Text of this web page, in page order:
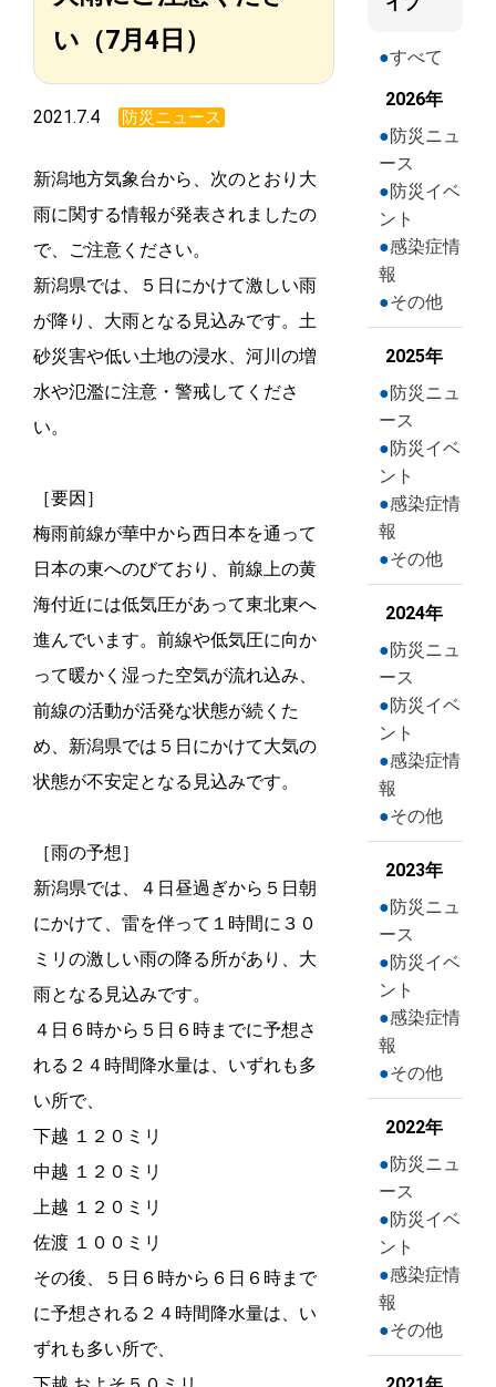
い（7月4日）
2021.7.4 防災ニュース
新潟地方気象台から、次のとおり大
雨に関する情報が発表されましたの
で、ご注意ください。
新潟県では、５日にかけて激しい雨
が降り、大雨となる見込みです。土
砂災害や低い土地の浸水、河川の増
水や氾濫に注意・警戒してくださ
い。
［要因］
梅雨前線が華中から西日本を通って
日本の東へのびており、前線上の黄
海付近には低気圧があって東北東へ
進んでいます。前線や低気圧に向か
って暖かく湿った空気が流れ込み、
前線の活動が活発な状態が続くた
め、新潟県では５日にかけて大気の
状態が不安定となる見込みです。
［雨の予想］
新潟県では、４日昼過ぎから５日朝
にかけて、雷を伴って１時間に３０
ミリの激しい雨の降る所があり、大
雨となる見込みです。
４日６時から５日６時までに予想さ
れる２４時間降水量は、いずれも多
い所で、
下越 １２０ミリ
中越 １２０ミリ
上越 １２０ミリ
佐渡 １００ミリ
その後、５日６時から６日６時まで
に予想される２４時間降水量は、い
ずれも多い所で、
すべて
2026年
防災ニュ
ース
防災イベ
ント
感染症情
報
その他
2025年
防災ニュ
ース
防災イベ
ント
感染症情
報
その他
2024年
防災ニュ
ース
防災イベ
ント
感染症情
報
その他
2023年
防災ニュ
ース
防災イベ
ント
感染症情
報
その他
2022年
防災ニュ
ース
防災イベ
ント
感染症情
報
その他